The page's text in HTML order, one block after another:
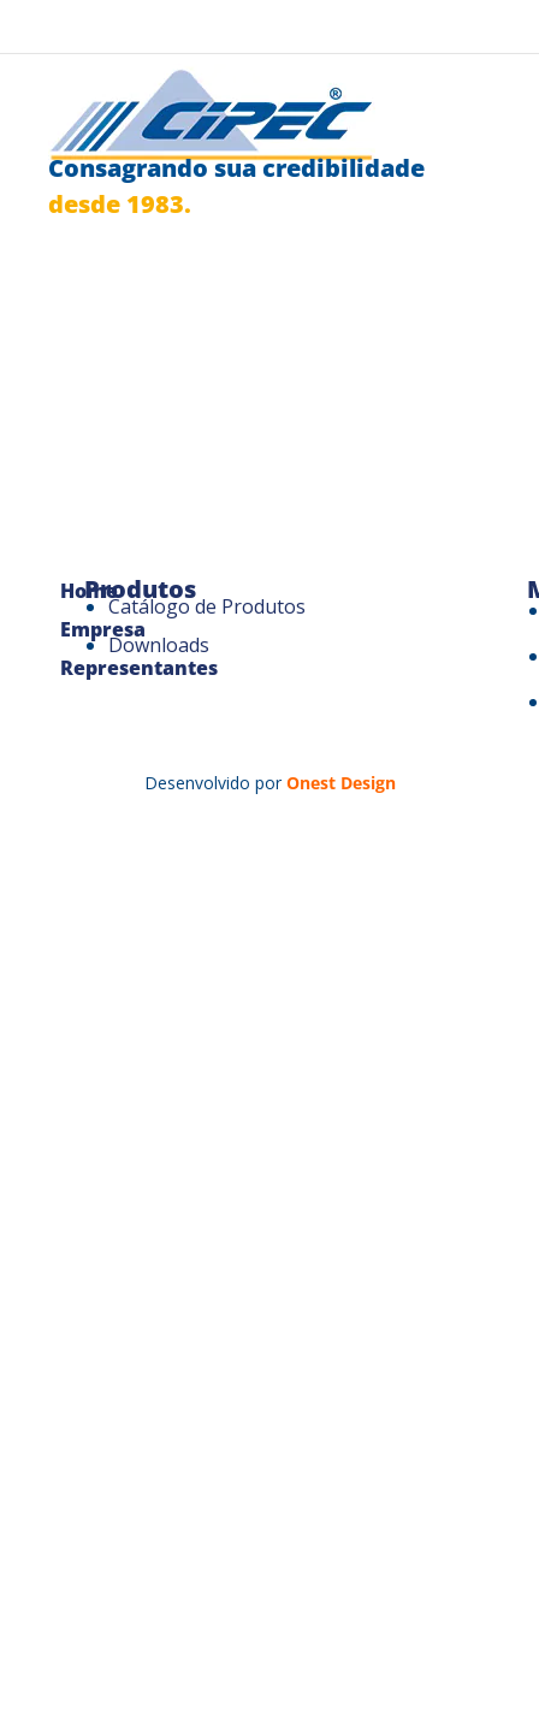
Consagrando sua credibilidade
desde 1983.
Home
Empresa
Representantes
Produtos
Catálogo de Produtos
Downloads
Desenvolvido por Onest Design